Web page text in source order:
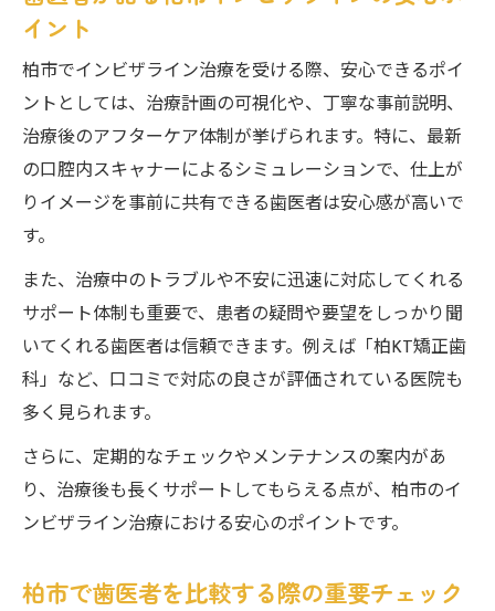
イント
柏市でインビザライン治療を受ける際、安心できるポイ
ントとしては、治療計画の可視化や、丁寧な事前説明、
治療後のアフターケア体制が挙げられます。特に、最新
の口腔内スキャナーによるシミュレーションで、仕上が
りイメージを事前に共有できる歯医者は安心感が高いで
す。
また、治療中のトラブルや不安に迅速に対応してくれる
サポート体制も重要で、患者の疑問や要望をしっかり聞
いてくれる歯医者は信頼できます。例えば「柏KT矯正歯
科」など、口コミで対応の良さが評価されている医院も
多く見られます。
さらに、定期的なチェックやメンテナンスの案内があ
り、治療後も長くサポートしてもらえる点が、柏市のイ
ンビザライン治療における安心のポイントです。
柏市で歯医者を比較する際の重要チェック